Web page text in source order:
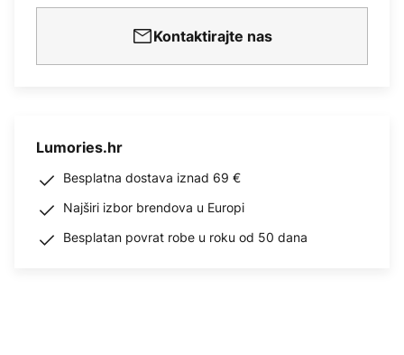
Kontaktirajte nas
Lumories.hr
Besplatna dostava iznad 69 €
Najširi izbor brendova u Europi
Besplatan povrat robe u roku od 50 dana